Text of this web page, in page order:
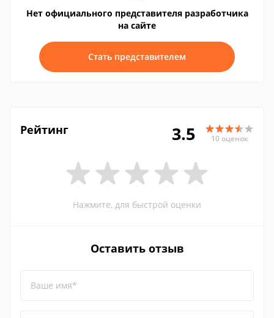
Нет официального представителя разработчика
на сайте
Стать представителем
Рейтинг 3.5 10 оценок
Нажмите, для быстрой оценки
Оставить отзыв
Ваше имя*